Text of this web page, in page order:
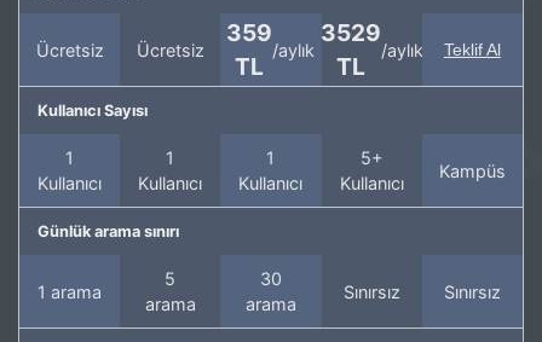
Ücretsiz Ücretsiz
359
TL
/aylık
3529
TL
/aylık Teklif Al
Kullanıcı Sayısı
1
Kullanıcı
1
Kullanıcı
1
Kullanıcı
5+
Kullanıcı
Kampüs
Günlük arama sınırı
1 arama
5
arama
30
arama
Sınırsız Sınırsız